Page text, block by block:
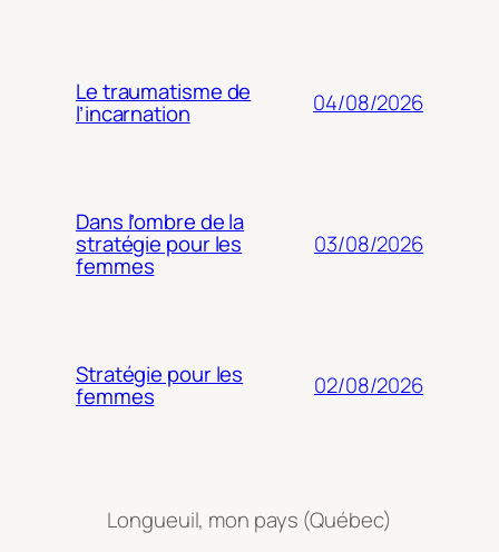
Le traumatisme de
l’incarnation 04/08/2026
Dans l’ombre de la
stratégie pour les
femmes
03/08/2026
Stratégie pour les
femmes 02/08/2026
Longueuil, mon pays (Québec)